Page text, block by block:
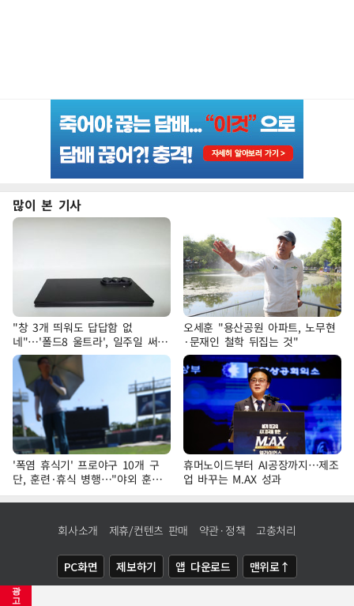
광
고
많이 본 기사
"창 3개 띄워도 답답함 없
네"…'폴드8 울트라', 일주일 써보
니
오세훈 "용산공원 아파트, 노무현
·문재인 철학 뒤집는 것"
'폭염 휴식기' 프로야구 10개 구
단, 훈련·휴식 병행…"야외 훈련
해도 안전 최우선"
휴머노이드부터 AI공장까지…제조
업 바꾸는 M.AX 성과
회사소개 제휴/컨텐츠 판매 약관·정책 고충처리
PC화면 제보하기 앱 다운로드 맨위로↑